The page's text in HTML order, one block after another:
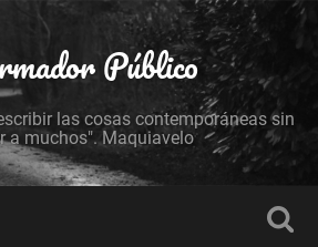
Público
las cosas contemporáneas sin
a muchos". Maquiavelo